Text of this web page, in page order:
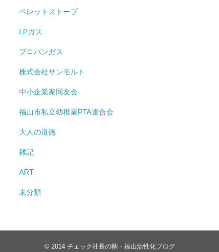
ペレットストーブ
LPガス
プロパンガス
株式会社サンモルト
中小企業家同友会
福山市私立幼稚園PTA連合会
大人の道徳
雑記
ART
未分類
© 2014 チェック社長の鞆・福山活性化ブログ